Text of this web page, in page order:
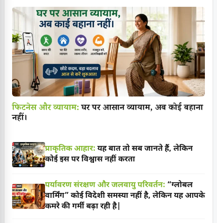
फिटनेस और व्यायाम:घर पर आसान व्यायाम, अब कोई बहाना
नहीं।
प्राकृतिक आहार: यह बात तो सब जानते हैं, लेकिन
कोई इस पर विश्वास नहीं करता
पर्यावरण संरक्षण और जलवायु परिवर्तन: “ग्लोबल
वार्मिंग” कोई विदेशी समस्या नहीं है, लेकिन यह आपके
कमरे की गर्मी बढ़ा रही है|